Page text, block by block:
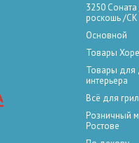
3250
роскошь /СК
Основной
Товары
Товары для
интерьера
Всё для
Розничный
Ростове